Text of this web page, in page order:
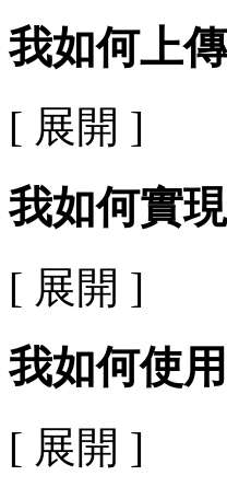
我如何上
[ 展開 ]
我如何實
[ 展開 ]
我如何使
[ 展開 ]